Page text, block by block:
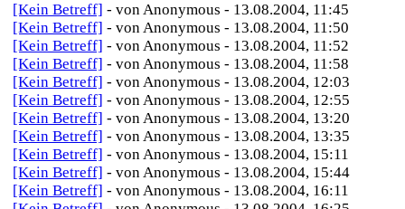
[Kein Betreff] - von Anonymous - 13.08.2004, 11:45
[Kein Betreff] - von Anonymous - 13.08.2004, 11:50
[Kein Betreff] - von Anonymous - 13.08.2004, 11:52
[Kein Betreff] - von Anonymous - 13.08.2004, 11:58
[Kein Betreff] - von Anonymous - 13.08.2004, 12:03
[Kein Betreff] - von Anonymous - 13.08.2004, 12:55
[Kein Betreff] - von Anonymous - 13.08.2004, 13:20
[Kein Betreff] - von Anonymous - 13.08.2004, 13:35
[Kein Betreff] - von Anonymous - 13.08.2004, 15:11
[Kein Betreff] - von Anonymous - 13.08.2004, 15:44
[Kein Betreff] - von Anonymous - 13.08.2004, 16:11